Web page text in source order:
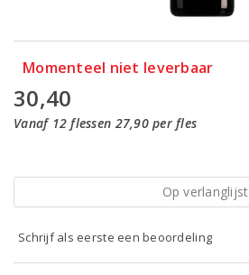
Momenteel niet leverbaar
30,40
Vanaf 12 flessen 27,90 per fles
Op verlanglijst
Schrijf als eerste een beoordeling